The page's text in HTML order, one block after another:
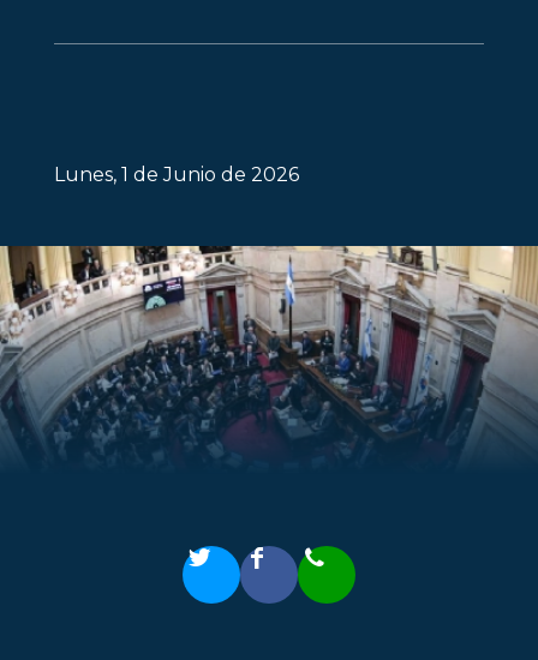
Lunes, 1 de Junio de 2026